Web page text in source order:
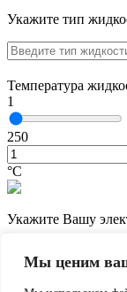
Мы ценим
Укажите тип
Температура
1
250
°С
Укажите Вашу